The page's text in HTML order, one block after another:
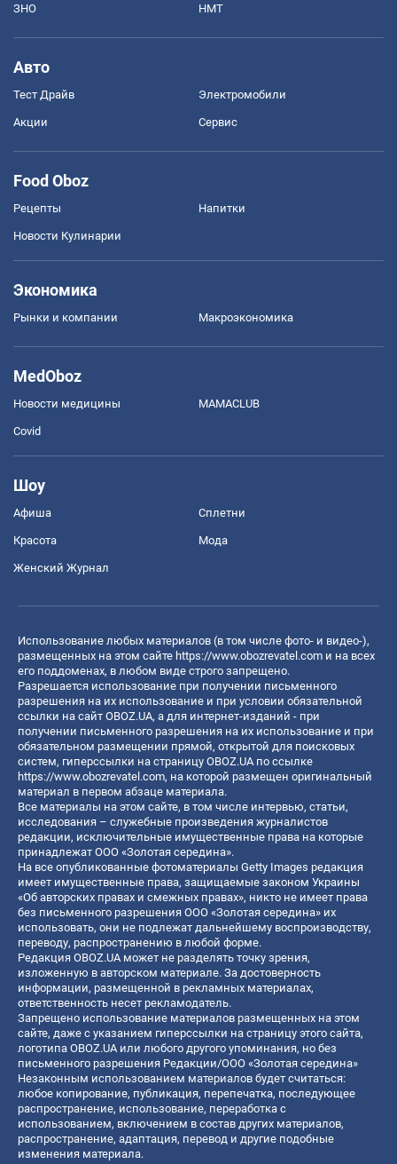
ЗНО НМТ
Авто
Тест Драйв Электромобили
Акции Сервис
Food Oboz
Рецепты Напитки
Новости Кулинарии
Экономика
Рынки и компании Mакроэкономика
MedOboz
Новости медицины MAMACLUB
Covid
Шоу
Афиша Сплетни
Красота Мода
Женский Журнал
Использование любых материалов (в том числе фото- и видео-),
размещенных на этом сайте https://www.obozrevatel.com и на всех
его поддоменах, в любом виде строго запрещено.
Разрешается использование при получении письменного
разрешения на их использование и при условии обязательной
ссылки на сайт OBOZ.UA, а для интернет-изданий - при
получении письменного разрешения на их использование и при
обязательном размещении прямой, открытой для поисковых
систем, гиперссылки на страницу OBOZ.UA по ссылке
https://www.obozrevatel.com, на которой размещен оригинальный
материал в первом абзаце материала.
Все материалы на этом сайте, в том числе интервью, статьи,
исследования – служебные произведения журналистов
редакции, исключительные имущественные права на которые
принадлежат ООО «Золотая середина».
На все опубликованные фотоматериалы Getty Images редакция
имеет имущественные права, защищаемые законом Украины
«Об авторских правах и смежных правах», никто не имеет права
без письменного разрешения ООО «Золотая середина» их
использовать, они не подлежат дальнейшему воспроизводству,
переводу, распространению в любой форме.
Редакция OBOZ.UA может не разделять точку зрения,
изложенную в авторском материале. За достоверность
информации, размещенной в рекламных материалах,
ответственность несет рекламодатель.
Запрещено использование материалов размещенных на этом
сайте, даже с указанием гиперссылки на страницу этого сайта,
логотипа OBOZ.UA или любого другого упоминания, но без
письменного разрешения Редакции/ООО «Золотая середина»
Незаконным использованием материалов будет считаться:
любое копирование, публикация, перепечатка, последующее
распространение, использование, переработка с
использованием, включением в состав других материалов,
распространение, адаптация, перевод и другие подобные
изменения материала.